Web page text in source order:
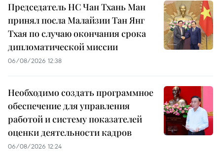
Председатель НС Чан Тхань Ман
принял посла Малайзии Тан Янг
Тхая по случаю окончания срока
дипломатической миссии
06/08/2026 12:38
Необходимо создать программное
обеспечение для управления
работой и систему показателей
оценки деятельности кадров
06/08/2026 12:24